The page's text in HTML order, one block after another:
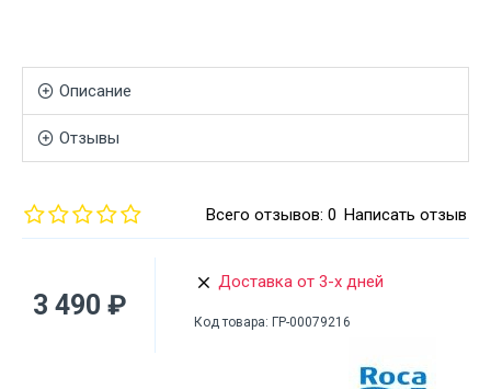
Описание
Отзывы
Всего отзывов: 0 Написать отзыв
3 490 ₽
Доставка от 3-х дней
Код товара: ГР-00079216